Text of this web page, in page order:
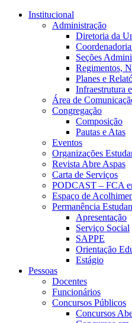
Conteúdo principal
Institucional
Administração
Diretoria da
Seções
Regimentos,
Planes e
Infraestrutura
Área de
Congregação
Composição
Pautas e Atas
Eventos
Organizações
Revista Abre Aspas
Carta de Serviços
PODCAST – FCA
Espaço de
Permanência
Apresentação
Serviço Social
SAPPE
Orientação
Estágio
Pessoas
Docentes
Funcionários
Concursos Públicos
Concursos